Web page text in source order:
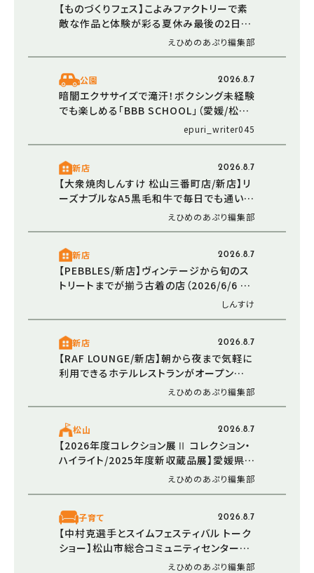
【ものづくりフェス】こよみファクトリーで素
敵な作品と体験が彩る夏休み最後の2日間
えひめのあぷり編集部
公園 2026.8.7
暗闇エクササイズで滝汗！ボクシング未経験
でも楽しめる「BBB SCHOOL」（愛媛/松山
epuri_writer045
新店 2026.8.7
【大衆焼肉しんすけ 松山三番町店/新店】リ
ーズナブルなA5黒毛和牛で毎日でも通いた
くなる焼肉店オープン（2026/5/16 愛媛/松
えひめのあぷり編集部
新店 2026.8.7
【PEBBLES/新店】ヴィンテージから旬のス
トリートまでが揃う古着の店（2026/6/6 愛
しんすけ
新店 2026.8.7
【RAF LOUNGE/新店】朝から夜まで気軽に
利用できるホテルレストランがオープン
（2026/5/30 愛媛/松山市）えひめのあぷり編集部
松山 2026.8.7
【2026年度コレクション展Ⅱ コレクション・
ハイライト/2025年度新収蔵品展】愛媛県美
術館で新たなアートと出会う感動のひとと
えひめのあぷり編集部
子育て 2026.8.7
【中村克選手とスイムフェスティバル トーク
ショー】松山市総合コミュニティセンターで
水泳について楽しく学ぼう（愛媛/松山市）
えひめのあぷり編集部